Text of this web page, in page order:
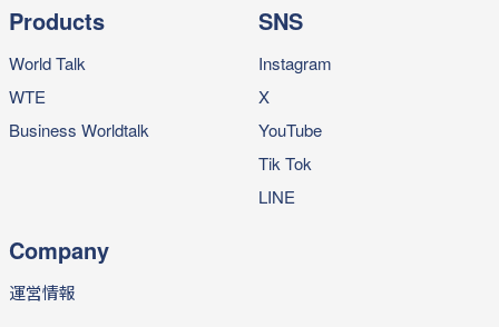
Products
World Talk
WTE
Business Worldtalk
SNS
Instagram
X
YouTube
Tik Tok
LINE
Company
運営情報